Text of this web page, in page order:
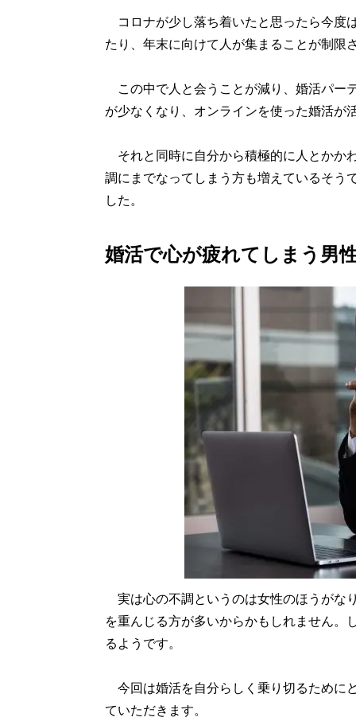
コロナが少し落ち着いたと思ったら今度
たり、年末に向けて人が集まることが制限
この中で人と会うことが減り、婚活パー
が少なくなり、オンラインを使った婚活が
それと同時に自分から積極的に人とかか
調にまでなってしまう方も増えているそう
した。
婚活で心が疲れてしまう男
実は心の不調というのは女性のほうがな
を重んじる方が多いからかもしれません。
るようです。
今回は婚活を自分らしく乗り切るために
ていただきます。